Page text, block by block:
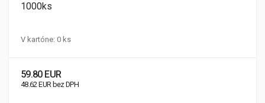
1000ks
V kartóne: 0 ks
59.80 EUR
48.62 EUR bez DPH